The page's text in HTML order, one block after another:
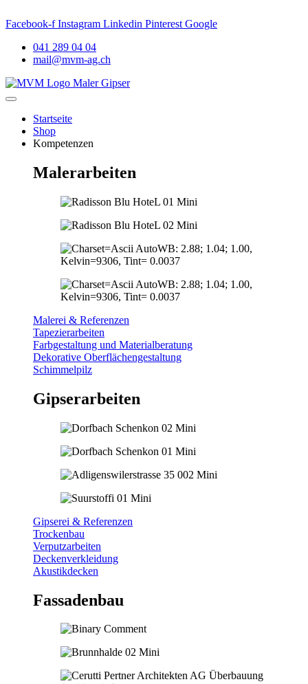
Facebook-f Instagram Linkedin Pinterest Google
041 289 04 04
mail@mvm-ag.ch
Startseite
Shop
Kompetenzen
Malerarbeiten
Malerei & Referenzen
Tapezierarbeiten
Farbgestaltung und Materialberatung
Dekorative Oberflächengestaltung
Schimmelpilz
Gipserarbeiten
Gipserei & Referenzen
Trockenbau
Verputzarbeiten
Deckenverkleidung
Akustikdecken
Fassadenbau